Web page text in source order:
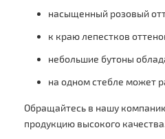
насыщенный розовый
к краю лепестков
небольшие бутоны
на одном стебле может
Обращайтесь в нашу
продукцию высокого